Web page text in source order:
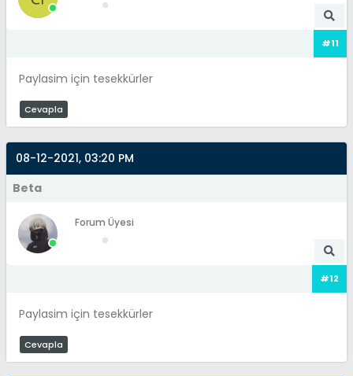
#11
Paylasim için tesekkürler
Cevapla
08-12-2021, 03:20 PM
Beta
Forum Üyesi
#12
Paylasim için tesekkürler
Cevapla